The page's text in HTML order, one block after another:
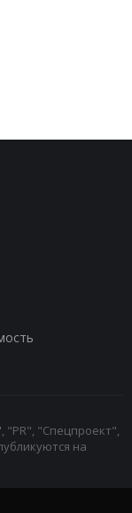
"Спецпроект",
на